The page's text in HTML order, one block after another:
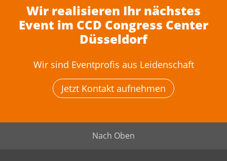
Wir realisieren Ihr nächstes
Event im CCD Congress Center
Düsseldorf
Wir sind Eventprofis aus Leidenschaft
Jetzt Kontakt aufnehmen
Nach Oben